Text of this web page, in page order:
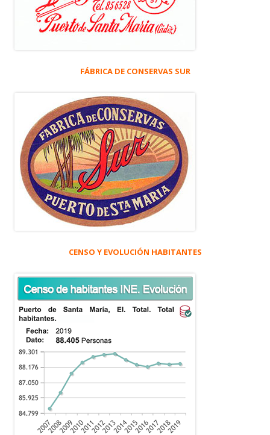
FÁBRICA DE CONSERVAS SUR
CENSO Y EVOLUCIÓN HABITANTES